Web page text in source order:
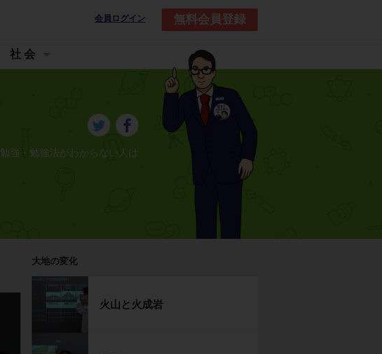
会員ログイン 無料会員登録
社会
強・勉強法がわからない人は
大地の変化
火山と火成岩